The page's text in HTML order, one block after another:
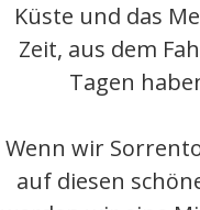
Küste und das
Zeit, aus dem
Tagen
Wenn wir
auf diesen